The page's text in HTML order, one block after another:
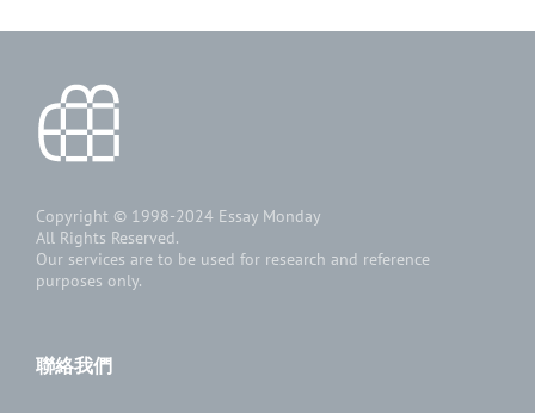
Copyright © 1998-2024 Essay Monday
All Rights Reserved.
Our services are to be used for research and reference
purposes only.
聯絡我們